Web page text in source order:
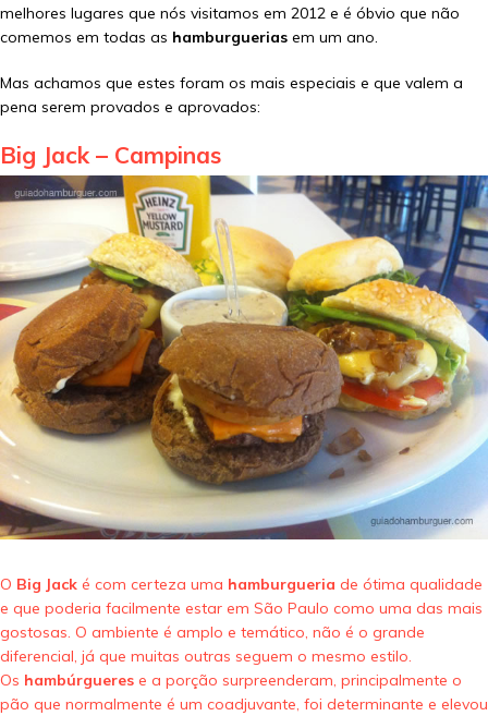
melhores lugares que nós visitamos em 2012 e é óbvio que não
comemos em todas as hamburguerias em um ano.
Mas achamos que estes foram os mais especiais e que valem a
pena serem provados e aprovados:
Big Jack – Campinas
O Big Jack é com certeza uma hamburgueria de ótima qualidade
e que poderia facilmente estar em São Paulo como uma das mais
gostosas. O ambiente é amplo e temático, não é o grande
diferencial, já que muitas outras seguem o mesmo estilo.
Os hambúrgueres e a porção surpreenderam, principalmente o
pão que normalmente é um coadjuvante, foi determinante e elevou